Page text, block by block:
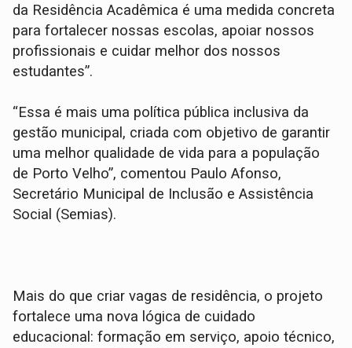
da Residência Acadêmica é uma medida concreta
para fortalecer nossas escolas, apoiar nossos
profissionais e cuidar melhor dos nossos
estudantes”.
“Essa é mais uma política pública inclusiva da
gestão municipal, criada com objetivo de garantir
uma melhor qualidade de vida para a população
de Porto Velho”, comentou Paulo Afonso,
Secretário Municipal de Inclusão e Assistência
Social (Semias).
Mais do que criar vagas de residência, o projeto
fortalece uma nova lógica de cuidado
educacional: formação em serviço, apoio técnico,